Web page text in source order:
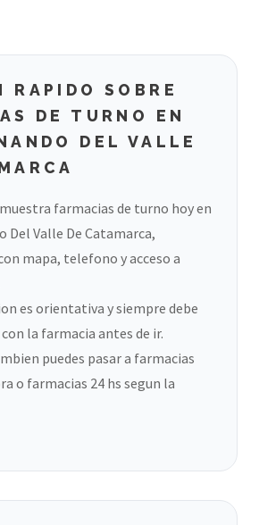
RAPIDO SOBRE
DE TURNO EN
DEL VALLE
farmacias de turno hoy en
Del Valle De Catamarca,
mapa, telefono y acceso a
es orientativa y siempre debe
la farmacia antes de ir.
puedes pasar a farmacias
o farmacias 24 hs segun la